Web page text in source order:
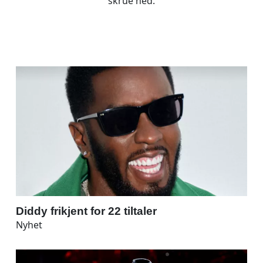
Diddy frikjent for 22 tiltaler
Nyhet